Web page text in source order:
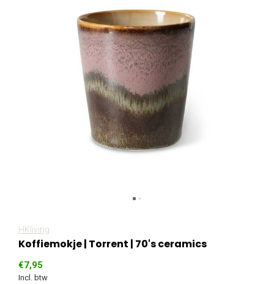
HKliving
Koffiemokje | Torrent | 70's ceramics
€7,95
Incl. btw